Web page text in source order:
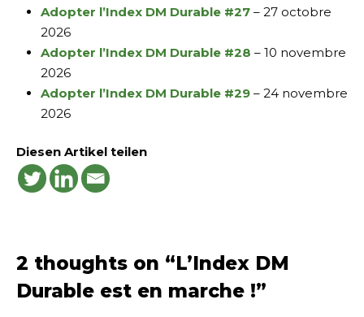
Adopter l’Index DM Durable #27 – 27 octobre
2026
Adopter l’Index DM Durable #28 – 10 novembre
2026
Adopter l’Index DM Durable #29 – 24 novembre
2026
Diesen Artikel teilen
2 thoughts on “L’Index DM
Durable est en marche !”